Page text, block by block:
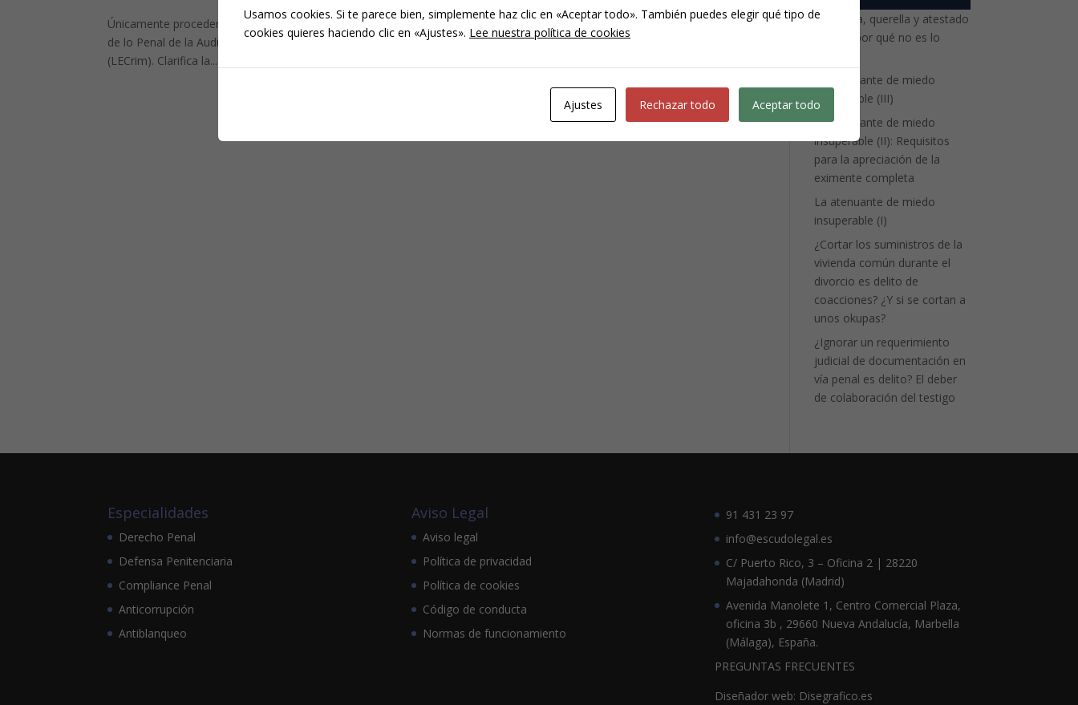
Únicamente procederá recurrir en casación las sentencias dictadas en apelación por las Audiencias Provinciales y la Sala
de lo Penal de la Audiencia Nacional por infracción de ley del artículo 847.1. letra b) de la Ley de Enjuiciamiento Criminal
(LECrim). Clarifica la...
Denuncia, querella y atestado
policial: por qué no es lo
La atenuante de miedo
insuperable (III)
La atenuante de miedo
insuperable (II): Requisitos
para la apreciación de la
eximente completa
La atenuante de miedo
insuperable (I)
¿Cortar los suministros de la
vivienda común durante el
divorcio es delito de
coacciones? ¿Y si se cortan a
unos okupas?
¿Ignorar un requerimiento
judicial de documentación en
vía penal es delito? El deber
de colaboración del testigo
Especialidades
Derecho Penal
Defensa Penitenciaria
Compliance Penal
Anticorrupción
Antiblanqueo
Aviso Legal
Aviso legal
Política de privacidad
Política de cookies
Código de conducta
Normas de funcionamiento
91 431 23 97
info@escudolegal.es
C/ Puerto Rico, 3 – Oficina 2 | 28220
Majadahonda (Madrid)
Avenida Manolete 1, Centro Comercial Plaza,
oficina 3b , 29660 Nueva Andalucía, Marbella
(Málaga), España.
PREGUNTAS FRECUENTES
Diseñador web: Disegrafico.es
Usamos cookies. Si te parece bien, simplemente haz clic en «Aceptar todo». También puedes elegir qué tipo de
cookies quieres haciendo clic en «Ajustes». Lee nuestra política de cookies
Ajustes Rechazar todo Aceptar todo